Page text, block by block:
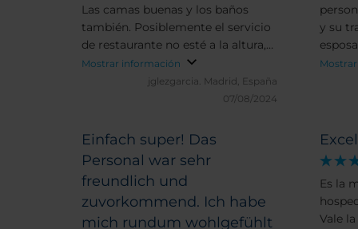
Es la
Vale
Las camas buenas y los baños
también. Posiblemente el servicio
de restaurante no esté a la altura,
ya que hay poca oferta y las
cantidades son muy irregulares.
Mostrar información
jglezgarcia. Madrid, España
07/08/2024
y su
por
Einfach super! Das
Personal war sehr
freundlich und
zuvorkommend. Ich habe
mich rundum wohlgefühlt